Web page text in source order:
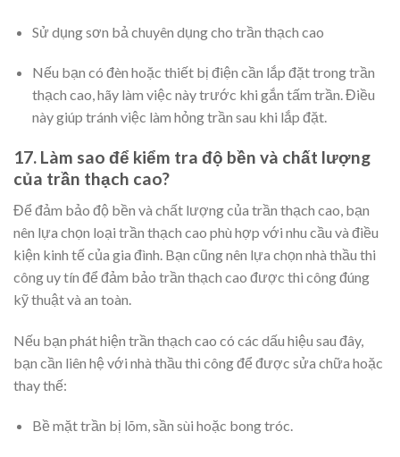
Sử dụng sơn bả chuyên dụng cho trần thạch cao
Nếu bạn có đèn hoặc thiết bị điện cần lắp đặt trong trần
thạch cao, hãy làm việc này trước khi gắn tấm trần. Điều
này giúp tránh việc làm hỏng trần sau khi lắp đặt.
17. Làm sao để kiểm tra độ bền và chất lượng
của trần thạch cao?
Để đảm bảo độ bền và chất lượng của trần thạch cao, bạn
nên lựa chọn loại trần thạch cao phù hợp với nhu cầu và điều
kiện kinh tế của gia đình. Bạn cũng nên lựa chọn nhà thầu thi
công uy tín để đảm bảo trần thạch cao được thi công đúng
kỹ thuật và an toàn.
Nếu bạn phát hiện trần thạch cao có các dấu hiệu sau đây,
bạn cần liên hệ với nhà thầu thi công để được sửa chữa hoặc
thay thế:
Bề mặt trần bị lõm, sần sùi hoặc bong tróc.